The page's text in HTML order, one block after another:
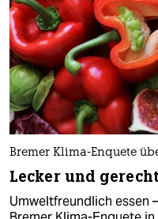
Bremer Klima-Enquete
Lecker und gerecht
Umweltfreundlich essen